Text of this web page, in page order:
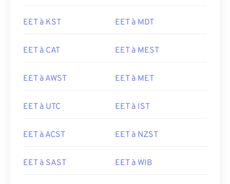
EET à KST EET à MDT
EET à CAT EET à MEST
EET à AWST EET à MET
EET à UTC EET à IST
EET à ACST EET à NZST
EET à SAST EET à WIB